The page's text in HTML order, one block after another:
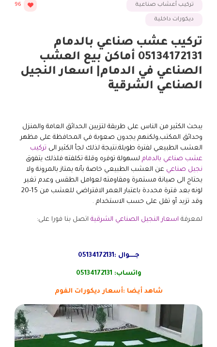
تركيب أعشاب صناعية
ديكورات داخلية
96
تركيب عشب صناعي بالدمام
05134172131 أماكن بيع العشب
الصناعي في الدمام| اسعار النجيل
الصناعي الشرقية
يبحث الكثير من الناس على طريقة لتزيين الحدائق العامة والمنزل
وحدائق المكتب,ولكنهم يجدون صعوبة في المحافظة على مظهر
العشب الطبيعي لفترة طويلة,نتيجة لذلك لجأ الكثير الى تركيب
عشب صناعي بالدمام لسهولة توفره وقلة تكلفته فلذلك يتفوق
نجيل صناعي عن العشب الطبيعي خاصة بأنه يمتاز بالمرونة ولا
يحتاج الى صيانة مستمرة ومقاومته لعوامل الطقس وعدم تغير
لونه بعد فترة محددة باعتبار العمر الافتراضي للعشب من 15-20
وقد تزيد أو تقل على حسب الاستخدام .
لمعرفة اسعار النجيل الصناعي الشرقية اتصل بنا فورا على:
جــــوال :05134172131
واتساب: 05134172131
شاهد أيضا :أسعار ديكورات الفوم